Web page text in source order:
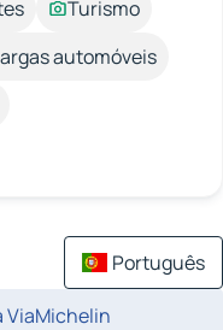
Turismo
automóveis
Português
ViaMichelin